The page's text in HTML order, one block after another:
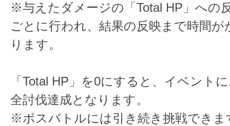
※与えたダメージの「Total HP」への
ごとに行われ、結果の反映まで時間が
ります。
「Total HP」を0にすると、イベント
全討伐達成となります。
※ボスバトルには引き続き挑戦できま